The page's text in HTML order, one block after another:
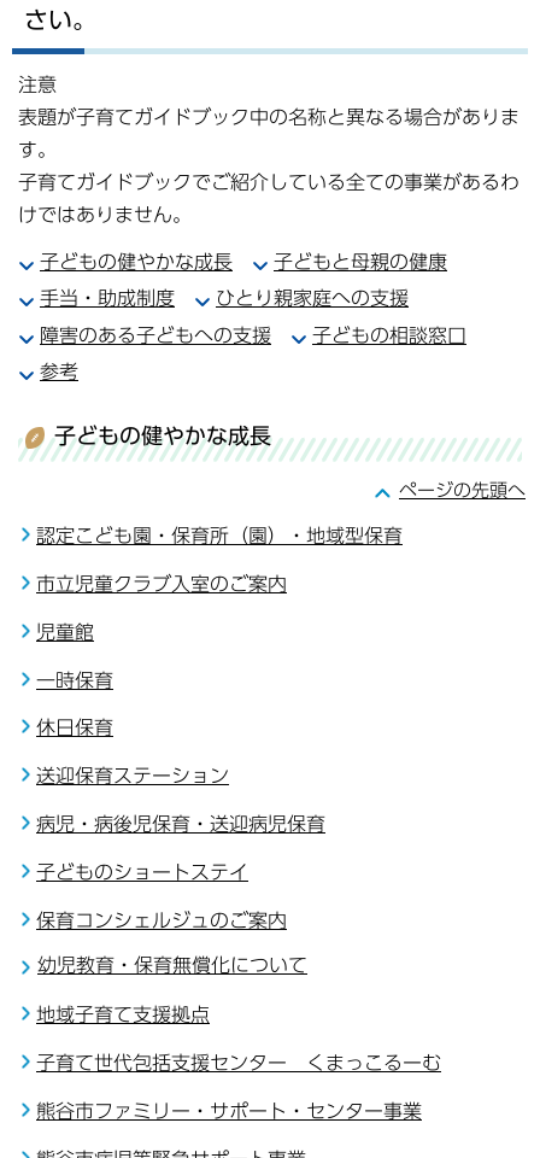
さい。
注意
表題が子育てガイドブック中の名称と異なる場合がありま
す。
子育てガイドブックでご紹介している全ての事業があるわ
けではありません。
子どもの健やかな成長
子どもと母親の健康
手当・助成制度
ひとり親家庭への支援
障害のある子どもへの支援
子どもの相談窓口
参考
子どもの健やかな成長
ページの先頭へ
認定こども園・保育所（園）・地域型保育
市立児童クラブ入室のご案内
児童館
一時保育
休日保育
送迎保育ステーション
病児・病後児保育・送迎病児保育
子どものショートステイ
保育コンシェルジュのご案内
幼児教育・保育無償化について
地域子育て支援拠点
子育て世代包括支援センター くまっこるーむ
熊谷市ファミリー・サポート・センター事業